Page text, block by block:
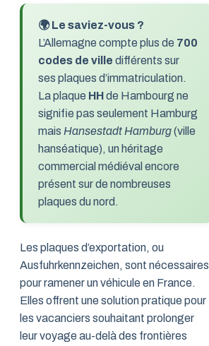
🌍 Le saviez-vous ?
L’Allemagne compte plus de 700
codes de ville différents sur
ses plaques d’immatriculation.
La plaque HHde Hambourg ne
signifie pas seulement Hamburg
mais Hansestadt Hamburg(ville
hanséatique), un héritage
commercial médiéval encore
présent sur de nombreuses
plaques du nord.
Les plaques d’exportation, ou
Ausfuhrkennzeichen, sont nécessaires
pour ramener un véhicule en France.
Elles offrent une solution pratique pour
les vacanciers souhaitant prolonger
leur voyage au-delà des frontières